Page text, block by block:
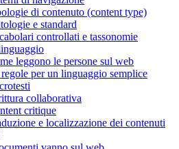
di contenuto (content type)
e standard
controllati e tassonomie
leggono le persone sul web
per un linguaggio semplice
collaborativa
critique
e localizzazione dei contenuti